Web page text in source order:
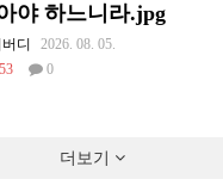
야 하느니라.jpg
디
2026. 08. 05.
0
더보기